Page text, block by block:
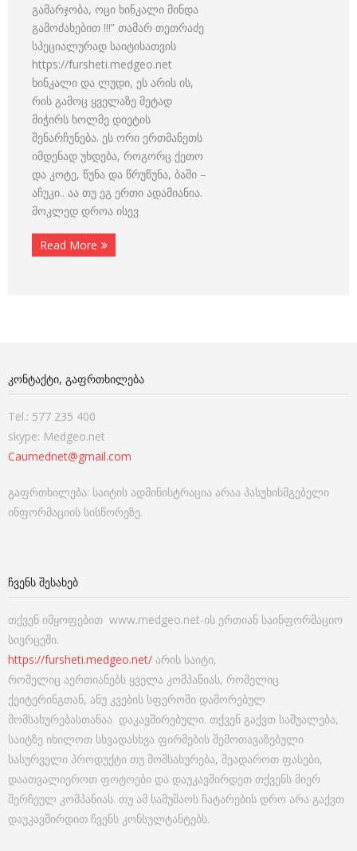
გამარჯობა, ოცი ხინკალი მინდა
გამოძახებით !!!” თამარ თეთრაძე
სპეციალურად საიტისათვის
https://fursheti.medgeo.net
ხინკალი და ლუდი, ეს არის ის,
რის გამოც ყველაზე მეტად
მიჭირს ხოლმე დიეტის
შენარჩუნება. ეს ორი ერთმანეთს
იმდენად უხდება, როგორც ქეთო
და კოტე, წუნა და წრუწუნა, ბაში –
აჩუკი.. აა თუ ეგ ერთი ადამიანია.
მოკლედ დროა ისევ
Read More
ᲙᲝᲜᲢᲐᲥᲢᲘ, ᲒᲐᲤᲠᲗᲮᲘᲚᲔᲑᲐ
Tel.: 577 235 400
skype: Medgeo.net
Caumednet@gmail.com
გაფრთხილება: საიტის ადმინისტრაცია არაა პასუხისმგებელი
ინფორმაციის სისწორეზე.
ᲩᲕᲔᲜᲡ ᲨᲔᲡᲐᲮᲔᲑ
თქვენ იმყოფებით www.medgeo.net-ის ერთიან საინფორმაციო
სივრცეში.
https://fursheti.medgeo.net/ არის საიტი,
რომელიც აერთიანებს ყველა კომპანიას, რომელიც
ქეიტერინგთან, ანუ კვების სფეროში დაშორებულ
მომსახურებასთანაა დაკავშირებული. თქვენ გაქვთ საშუალება,
საიტზე იხილოთ სხვადასხვა ფირმების შემოთავაზებული
სასურველი პროდუქტი თუ მომსახურება, შეადაროთ ფასები,
დაათვალიეროთ ფოტოები და დაუკავშირდეთ თქვენს მიერ
შერჩეულ კომპანიას. თუ ამ სამუშაოს ჩატარების დრო არა გაქვთ
დაუკავშირდით ჩვენს კონსულტანტებს.